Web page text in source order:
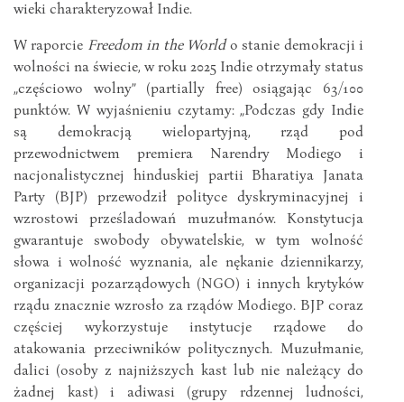
wieki charakteryzował Indie.
W raporcie Freedom in the Worldo stanie demokracji i
wolności na świecie, w roku 2025 Indie otrzymały status
„częściowo wolny” (partially free) osiągając 63/100
punktów. W wyjaśnieniu czytamy: „Podczas gdy Indie
są demokracją wielopartyjną, rząd pod
przewodnictwem premiera Narendry Modiego i
nacjonalistycznej hinduskiej partii Bharatiya Janata
Party (BJP) przewodził polityce dyskryminacyjnej i
wzrostowi prześladowań muzułmanów. Konstytucja
gwarantuje swobody obywatelskie, w tym wolność
słowa i wolność wyznania, ale nękanie dziennikarzy,
organizacji pozarządowych (NGO) i innych krytyków
rządu znacznie wzrosło za rządów Modiego. BJP coraz
częściej wykorzystuje instytucje rządowe do
atakowania przeciwników politycznych. Muzułmanie,
dalici (osoby z najniższych kast lub nie należący do
żadnej kast) i adiwasi (grupy rdzennej ludności,